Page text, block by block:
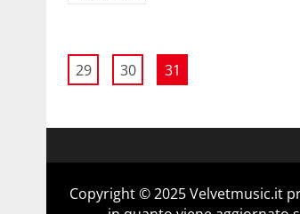
29 30 31
Copyright © 2025 Velvetmusic.it